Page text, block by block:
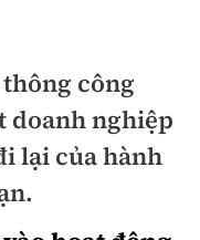
công
doanh nghiệp
lại của hành